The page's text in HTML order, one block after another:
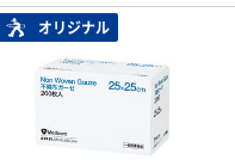
オリジナル